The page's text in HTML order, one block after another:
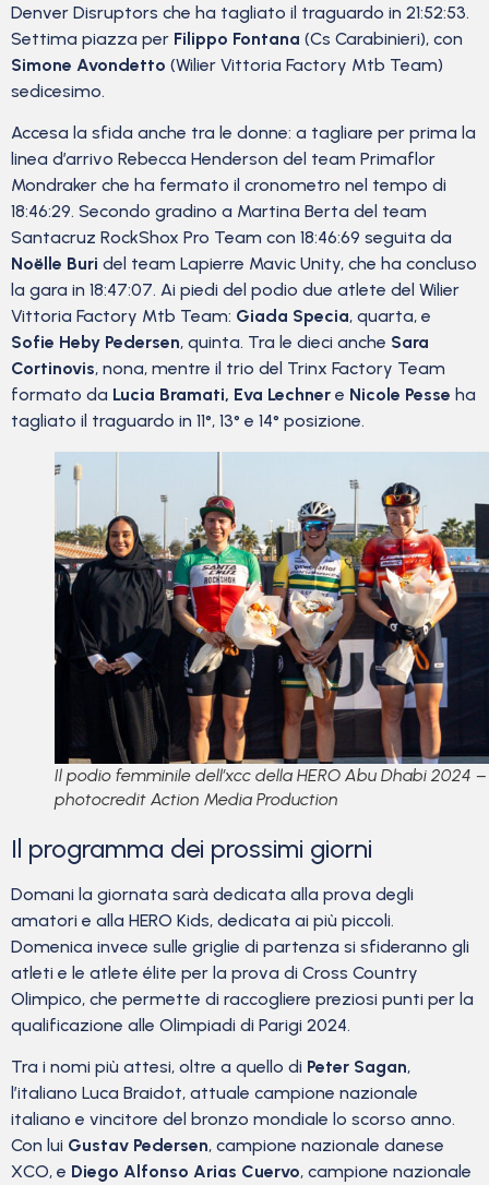
Denver Disruptors che ha tagliato il traguardo in 21:52:53.
Settima piazza per Filippo Fontana (Cs Carabinieri), con
Simone Avondetto (Wilier Vittoria Factory Mtb Team)
sedicesimo.
Accesa la sfida anche tra le donne: a tagliare per prima la
linea d’arrivo Rebecca Henderson del team Primaflor
Mondraker che ha fermato il cronometro nel tempo di
18:46:29. Secondo gradino a Martina Berta del team
Santacruz RockShox Pro Team con 18:46:69 seguita da
Noëlle Buri del team Lapierre Mavic Unity, che ha concluso
la gara in 18:47:07. Ai piedi del podio due atlete del Wilier
Vittoria Factory Mtb Team: Giada Specia, quarta, e
Sofie Heby Pedersen, quinta. Tra le dieci anche Sara
Cortinovis, nona, mentre il trio del Trinx Factory Team
formato da Lucia Bramati, Eva Lechner e Nicole Pesse ha
tagliato il traguardo in 11°, 13° e 14° posizione.
Il podio femminile dell’xcc della HERO Abu Dhabi 2024 –
photocredit Action Media Production
Il programma dei prossimi giorni
Domani la giornata sarà dedicata alla prova degli
amatori e alla HERO Kids, dedicata ai più piccoli.
Domenica invece sulle griglie di partenza si sfideranno gli
atleti e le atlete élite per la prova di Cross Country
Olimpico, che permette di raccogliere preziosi punti per la
qualificazione alle Olimpiadi di Parigi 2024.
Tra i nomi più attesi, oltre a quello di Peter Sagan,
l’italiano Luca Braidot, attuale campione nazionale
italiano e vincitore del bronzo mondiale lo scorso anno.
Con lui Gustav Pedersen, campione nazionale danese
XCO, e Diego Alfonso Arias Cuervo, campione nazionale